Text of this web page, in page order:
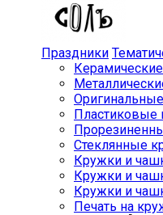
Праздники
Пластиковые
Стеклянные
Кружки и
Кружки и
Кружки и
Печать на